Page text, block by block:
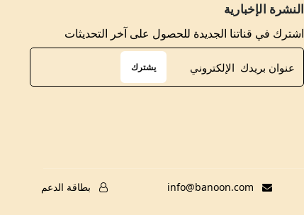
النشرة الإخبارية
اشترك في قناتنا الجديدة للحصول على آخر التحديثات
يشترك
بطاقة الدعم